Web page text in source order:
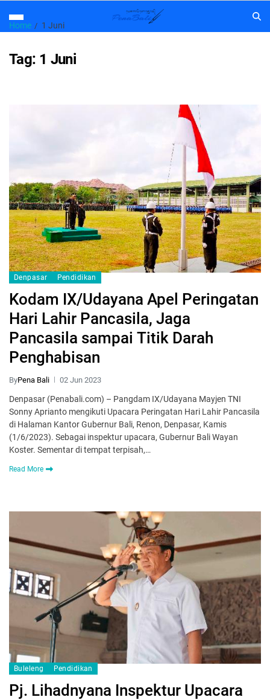
Home 1 Juni
Tag: 1 Juni
Denpasar Pendidikan
Kodam IX/Udayana Apel Peringatan
Hari Lahir Pancasila, Jaga
Pancasila sampai Titik Darah
Penghabisan
ByPena Bali 02 Jun 2023
Denpasar (Penabali.com) – Pangdam IX/Udayana Mayjen TNI
Sonny Aprianto mengikuti Upacara Peringatan Hari Lahir Pancasila
di Halaman Kantor Gubernur Bali, Renon, Denpasar, Kamis
(1/6/2023). Sebagai inspektur upacara, Gubernur Bali Wayan
Koster. Sementar di tempat terpisah,…
Read More
Buleleng Pendidikan
Pj. Lihadnyana Inspektur Upacara